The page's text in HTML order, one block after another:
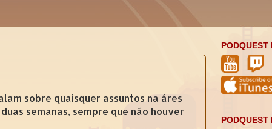
sobre quaisquer assuntos na áres
semanas, sempre que não houver
PODQUEST
PODQUEST